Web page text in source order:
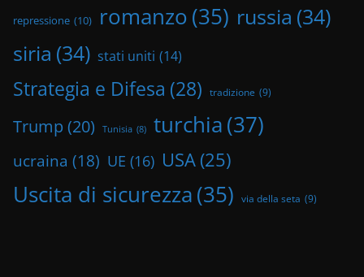
repressione (10) romanzo(35) russia (34)
siria (34) stati uniti (14)
Strategia e Difesa (28) tradizione (9)
Trump (20) Tunisia (8) turchia(37)
ucraina (18) UE (16) USA (25)
Uscita di sicurezza(35) via della seta (9)